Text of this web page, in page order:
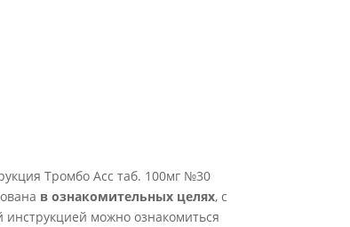
Тромбо Асс таб. 100мг №30
в ознакомительных целях, с
инструкцией можно ознакомиться